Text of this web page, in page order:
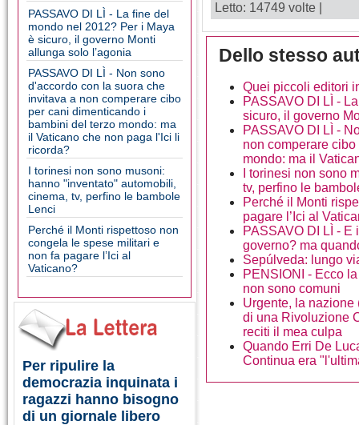
PASSAVO DI LÌ - La fine del
mondo nel 2012? Per i Maya
è sicuro, il governo Monti
allunga solo l’agonia
PASSAVO DI LÌ - Non sono
d'accordo con la suora che
invitava a non comperare cibo
per cani dimenticando i
bambini del terzo mondo: ma
il Vaticano che non paga l'Ici li
ricorda?
I torinesi non sono musoni:
hanno "inventato" automobili,
cinema, tv, perfino le bambole
Lenci
Perché il Monti rispettoso non
congela le spese militari e
non fa pagare l’Ici al
Vaticano?
Per ripulire la
democrazia inquinata i
ragazzi hanno bisogno
di un giornale libero
Letto: 14749 volte |
Dello stesso
Quei piccoli editori
PASSAVO DI LÌ -
sicuro, il governo
PASSAVO DI LÌ -
non comperare
mondo: ma il
I torinesi non sono
tv, perfino le
Perché il Monti
pagare l’Ici al
PASSAVO DI LÌ -
governo? ma
Sepúlveda: lungo
PENSIONI - Ecco
non sono comuni
Urgente, la
di una Rivoluzione
reciti il mea culpa
Quando Erri De
Continua era